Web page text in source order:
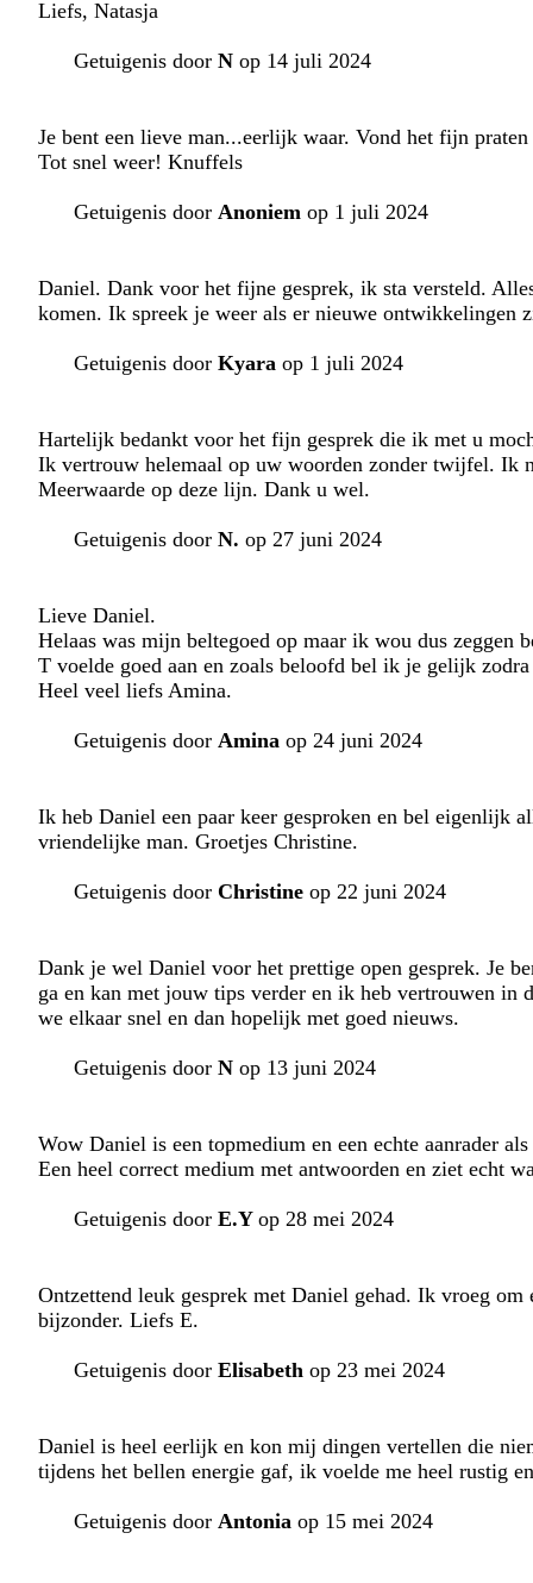
Liefs, Natasja
Getuigenis door N op 14 juli 2024
Je bent een lieve man...eerlijk waar. Vond het fijn
Tot snel weer! Knuffels
Getuigenis door Anoniem op 1 juli 2024
Daniel. Dank voor het fijne gesprek, ik sta versteld.
komen. Ik spreek je weer als er nieuwe ontwikkelingen
Getuigenis door Kyara op 1 juli 2024
Hartelijk bedankt voor het fijn gesprek die ik met u
Ik vertrouw helemaal op uw woorden zonder twijfel. Ik
Meerwaarde op deze lijn. Dank u wel.
Getuigenis door N. op 27 juni 2024
Lieve Daniel.
Helaas was mijn beltegoed op maar ik wou dus zeggen
T voelde goed aan en zoals beloofd bel ik je gelijk
Heel veel liefs Amina.
Getuigenis door Amina op 24 juni 2024
Ik heb Daniel een paar keer gesproken en bel eigenlijk
vriendelijke man. Groetjes Christine.
Getuigenis door Christine op 22 juni 2024
Dank je wel Daniel voor het prettige open gesprek. Je
ga en kan met jouw tips verder en ik heb vertrouwen in
we elkaar snel en dan hopelijk met goed nieuws.
Getuigenis door N op 13 juni 2024
Wow Daniel is een topmedium en een echte aanrader
Een heel correct medium met antwoorden en ziet echt
Getuigenis door E.Y op 28 mei 2024
Ontzettend leuk gesprek met Daniel gehad. Ik vroeg
bijzonder. Liefs E.
Getuigenis door Elisabeth op 23 mei 2024
Daniel is heel eerlijk en kon mij dingen vertellen die
tijdens het bellen energie gaf, ik voelde me heel rustig
Getuigenis door Antonia op 15 mei 2024